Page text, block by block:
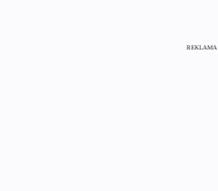
REKLAMA